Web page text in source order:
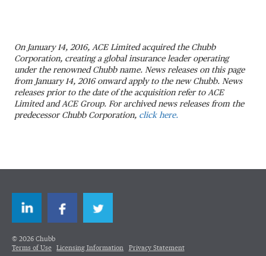
On January 14, 2016, ACE Limited acquired the Chubb
Corporation, creating a global insurance leader operating
under the renowned Chubb name. News releases on this page
from January 14, 2016 onward apply to the new Chubb. News
releases prior to the date of the acquisition refer to ACE
Limited and ACE Group. For archived news releases from the
predecessor Chubb Corporation, click here.
© 2026 Chubb
Terms of Use
Licensing Information Privacy Statement